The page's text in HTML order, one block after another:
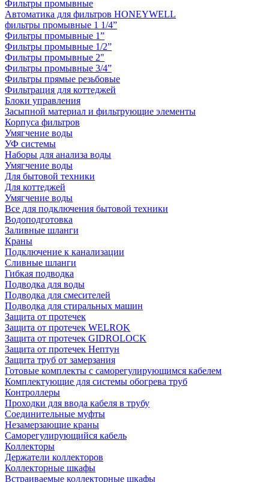
Фильтры промывные
Автоматика для фильтров HONEYWELL
фильтры промывные 1 1/4”
Фильтры промывные 1”
Фильтры промывные 1/2”
Фильтры промывные 2"
Фильтры промывные 3/4”
Фильтры прямые резьбовые
Фильтрация для коттеджей
Блоки управления
Засыпной материал и фильтрующие элементы
Корпуса фильтров
Умягчение воды
УФ системы
Наборы для анализа воды
Умягчение воды
Для бытовой техники
Для коттеджей
Умягчение воды
Все для подключения бытовой техники
Водоподготовка
Заливные шланги
Краны
Подключение к канализации
Сливные шланги
Гибкая подводка
Подводка для воды
Подводка для смесителей
Подводка для стиральных машин
Защита от протечек
Защита от протечек WELROK
Защита от протечек GIDROLOCK
Защита от протечек Нептун
Защита труб от замерзания
Готовые комплекты с саморегулирующимся кабелем
Комплектующие для системы обогрева труб
Контроллеры
Проходки для ввода кабеля в трубу
Соединительные муфты
Незамерзающие краны
Саморегулирующийся кабель
Коллекторы
Держатели коллекторов
Коллекторные шкафы
Встраиваемые коллекторные шкафы